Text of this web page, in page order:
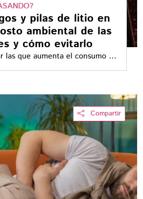
y pilas de litio en
ambiental de las
y cómo evitarlo
las que aumenta el consumo de
México
Compartir